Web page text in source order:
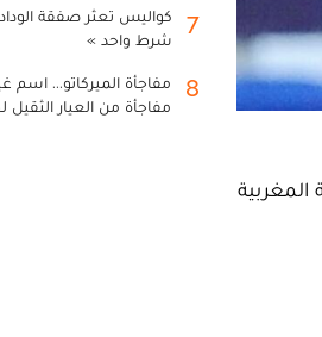
المغربية
7
كواليس تعثر صفقة
شرط واحد »
8
مفاجأة الميركاتو... اسم
مفاجأة من العيار الثقيل